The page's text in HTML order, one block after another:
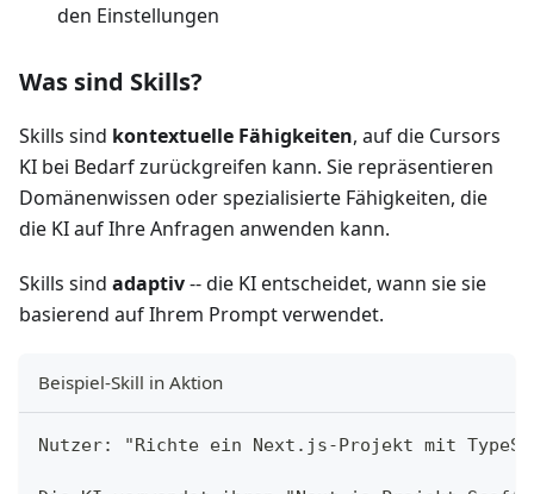
den Einstellungen
Was sind Skills?
Skills sind kontextuelle Fähigkeiten, auf die Cursors
KI bei Bedarf zurückgreifen kann. Sie repräsentieren
Domänenwissen oder spezialisierte Fähigkeiten, die
die KI auf Ihre Anfragen anwenden kann.
Skills sind adaptiv-- die KI entscheidet, wann sie sie
basierend auf Ihrem Prompt verwendet.
Beispiel-Skill in Aktion
Nutzer: "Richte ein Next.js-Projekt mit